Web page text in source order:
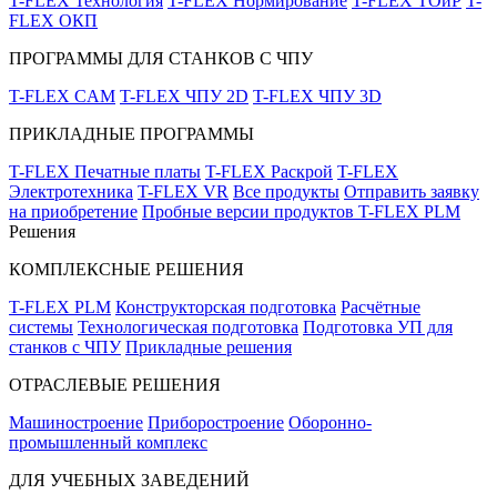
FLEX ОКП
ПРОГРАММЫ ДЛЯ СТАНКОВ С ЧПУ
T-FLEX CAM T-FLEX ЧПУ 2D T-FLEX ЧПУ 3D
ПРИКЛАДНЫЕ ПРОГРАММЫ
T-FLEX Печатные платы T-FLEX Раскрой T-FLEX
Электротехника T-FLEX VR Все продукты Отправить заявку
на приобретение Пробные версии продуктов T-FLEX PLM
Решения
КОМПЛЕКСНЫЕ РЕШЕНИЯ
T-FLEX PLM Конструкторская подготовка Расчётные
системы Технологическая подготовка Подготовка УП для
станков с ЧПУ Прикладные решения
ОТРАСЛЕВЫЕ РЕШЕНИЯ
Машиностроение Приборостроение Оборонно-
промышленный комплекс
ДЛЯ УЧЕБНЫХ ЗАВЕДЕНИЙ